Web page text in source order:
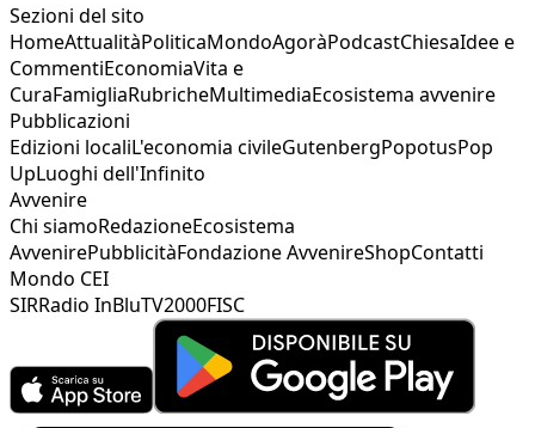
Sezioni del sito
HomeAttualitàPoliticaMondoAgoràPodcastChiesaIdee e
CommentiEconomiaVita e
CuraFamigliaRubricheMultimediaEcosistema avvenire
Pubblicazioni
Edizioni localiL'economia civileGutenbergPopotusPop
UpLuoghi dell'Infinito
Avvenire
Chi siamoRedazioneEcosistema
AvvenirePubblicitàFondazione AvvenireShopContatti
Mondo CEI
SIRRadio InBluTV2000FISC